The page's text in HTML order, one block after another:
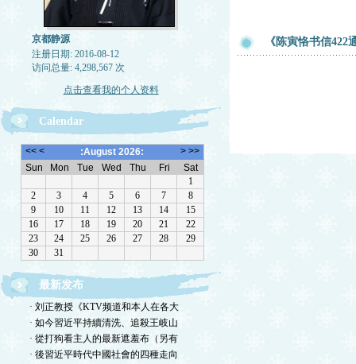
京都静源
注册日期: 2016-08-12
访问总量: 4,298,567 次
点击查看我的个人资料
Calendar
最新发布
· 刘正教授《KTV频道和本人在各大
· 如今習近平持續清洗、追殺王岐山
· 從打狗看主人的最新遮羞布（另有
· 後習近平時代中國社會的四種走向
《陈寅恪书信422